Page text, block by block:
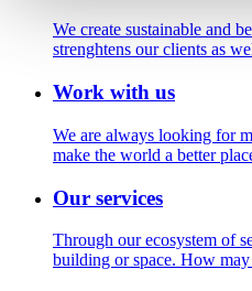
We create sustainable and
strenghtens our clients as
Work with us
We are always looking for
make the world a better
Our services
Through our ecosystem of
building or space. How